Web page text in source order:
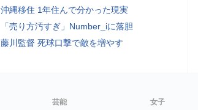
沖縄移住 1年住んで分かった現実
「売り方汚すぎ」Number_iに落胆
藤川監督 死球口撃で敵を増やす
芸能 女子